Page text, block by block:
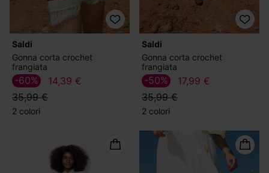
Saldi
Gonna corta crochet
frangiata
14,39 €
35,99 €
-60%
2 colori
Saldi
Gonna corta crochet
frangiata
17,99 €
35,99 €
-50%
2 colori